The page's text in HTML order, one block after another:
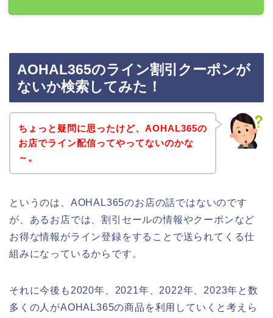
AOHAL365のライン割引クーポンが
ないか検索してみた！
ちょっと疑問に思ったけど、AOHAL365の
お店でライン配信ってやってないのかな
～。
というのは、AOHAL365のお店の話ではないのです
が、あるお店では、割引セールの情報やクーポンなど
お得な情報がライン登録をすることで送られてくる仕
組みになっているからです。
それに今後も2020年、2021年、2022年、2023年と数
多くの人がAOHAL365の商品を利用していくと考えら